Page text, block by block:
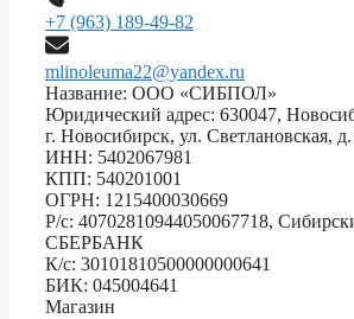
+7 (963) 189-49-82
mlinoleuma22@yandex.ru
Название: ООО «СИБПОЛ»
Юридический адрес: 630047,
г. Новосибирск, ул. Светлановская,
ИНН: 5402067981
КПП: 540201001
ОГРН: 1215400030669
Р/с: 40702810944050067718,
СБЕРБАНК
К/с: 30101810500000000641
БИК: 045004641
Магазин